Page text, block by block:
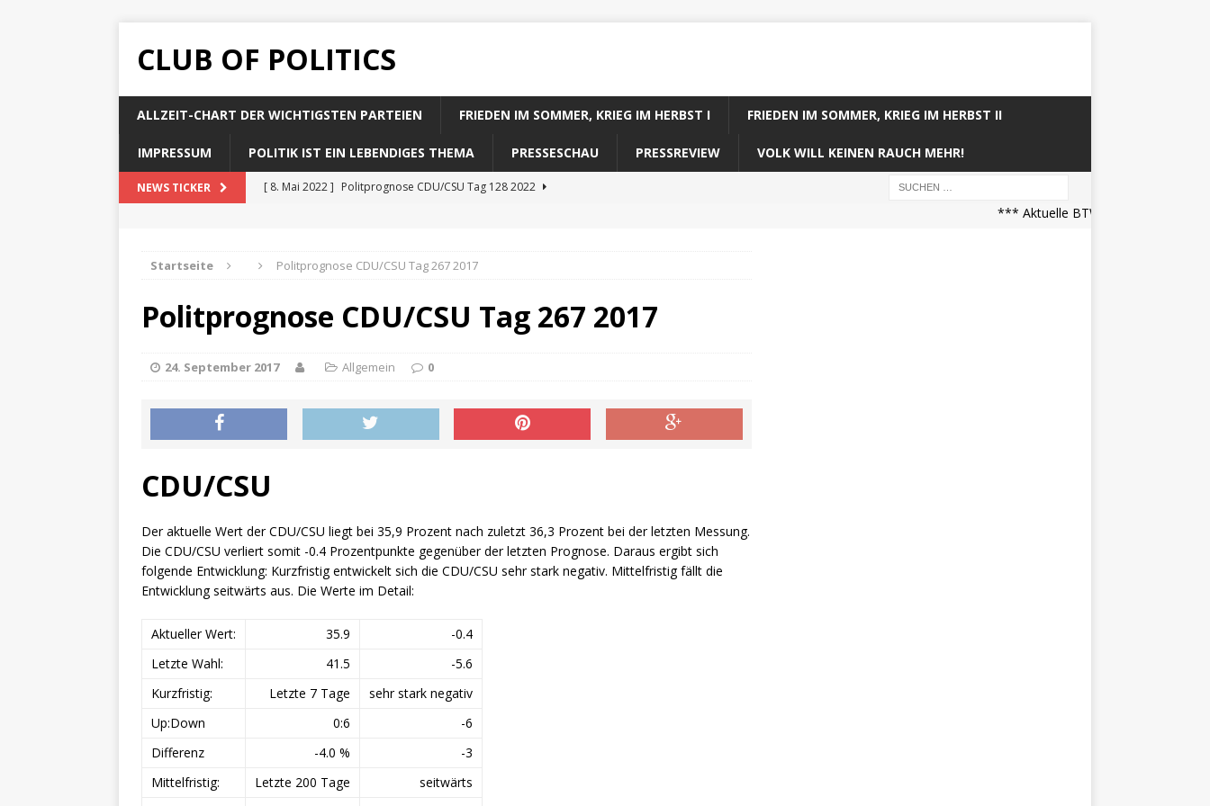
CLUB OF POLITICS
ALLZEIT-CHART DER WICHTIGSTEN PARTEIEN FRIEDEN IM SOMMER, KRIEG IM HERBST I FRIEDEN IM SOMMER, KRIEG IM HERBST II
IMPRESSUM POLITIK IST EIN LEBENDIGES THEMA PRESSESCHAU PRESSREVIEW VOLK WILL KEINEN RAUCH MEHR!
NEWS TICKER [ 8. Mai 2022 ] Politprognose CDU/CSU Tag 128 2022
[ 8. Mai 2022 ]
Politprognose Koalitionsrechner Tag 128 2022
*** Aktuelle BTW21 Prognose
Startseite Politprognose CDU/CSU Tag 267 2017
Politprognose CDU/CSU Tag 267 2017
24. September 2017 Allgemein 0
CDU/CSU
Der aktuelle Wert der CDU/CSU liegt bei 35,9 Prozent nach zuletzt 36,3 Prozent bei der letzten Messung.
Die CDU/CSU verliert somit -0.4 Prozentpunkte gegenüber der letzten Prognose. Daraus ergibt sich
folgende Entwicklung: Kurzfristig entwickelt sich die CDU/CSU sehr stark negativ. Mittelfristig fällt die
Entwicklung seitwärts aus. Die Werte im Detail:
Aktueller Wert: 35.9
-0.4
Letzte Wahl:
41.5
-5.6
Kurzfristig:
Letzte 7 Tage
sehr stark negativ
Up:Down
0:6
-6
Differenz
-4.0 %
-3
Mittelfristig:
Letzte 200 Tage
seitwärts